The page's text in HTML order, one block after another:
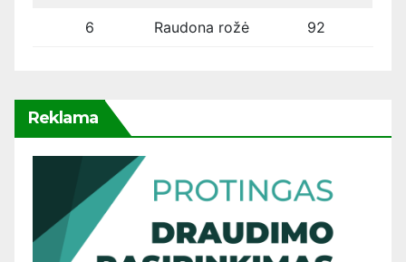
6 Raudona rožė 92
Reklama